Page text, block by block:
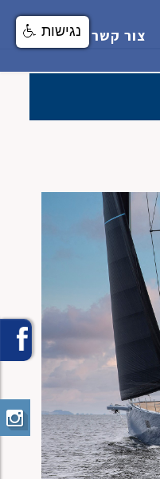
צור קשר נגישות